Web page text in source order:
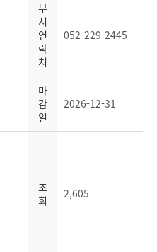
부
서
연
락
처
052-229-2445
마
감
일
2026-12-31
조
회
2,605